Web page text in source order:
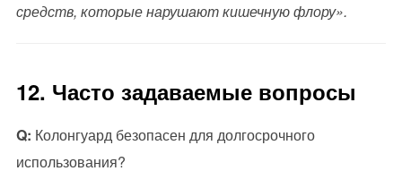
средств, которые нарушают кишечную флору».
12. Часто задаваемые вопросы
Q: Колонгуард безопасен для долгосрочного
использования?